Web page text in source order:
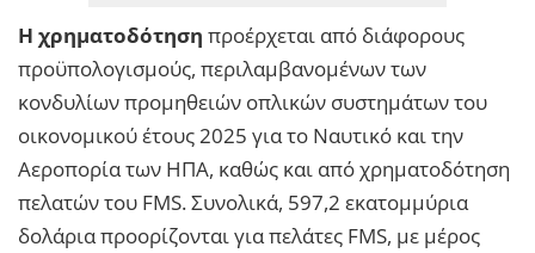
Η χρηματοδότηση προέρχεται από διάφορους
προϋπολογισμούς, περιλαμβανομένων των
κονδυλίων προμηθειών οπλικών συστημάτων του
οικονομικού έτους 2025 για το Ναυτικό και την
Αεροπορία των ΗΠΑ, καθώς και από χρηματοδότηση
πελατών του FMS. Συνολικά, 597,2 εκατομμύρια
δολάρια προορίζονται για πελάτες FMS, με μέρος